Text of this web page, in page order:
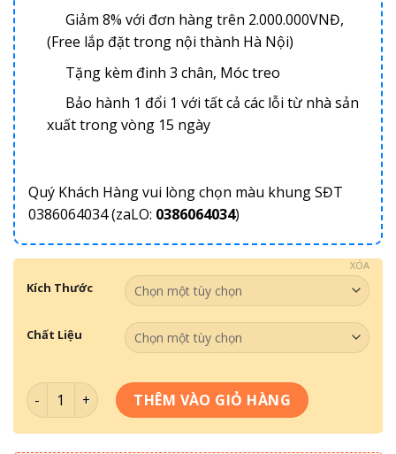
Giảm 8% với đơn hàng trên 2.000.000VNĐ,
(Free lắp đặt trong nội thành Hà Nội)
Tặng kèm đinh 3 chân, Móc treo
Bảo hành 1 đổi 1 với tất cả các lỗi từ nhà sản
xuất trong vòng 15 ngày
Quý Khách Hàng vui lòng chọn màu khung SĐT
0386064034 (zaLO: 0386064034)
Kích Thước
Chất Liệu
XÓA
Tranh Theo Không Gian- Tranh Quán Bida 017 số lượng
THÊM VÀO GIỎ HÀNG